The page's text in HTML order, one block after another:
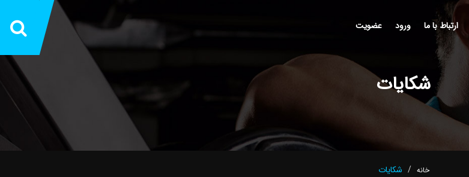
ارتباط با ما ورود عضويت
شکایات
خانه شکایات